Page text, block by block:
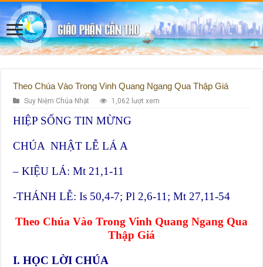
Theo Chúa Vào Trong Vinh Quang Ngang Qua Thập Giá
Suy Niệm Chúa Nhật 1,062 lượt xem
HIỆP SỐNG TIN MỪNG
CHÚA NHẬT LỄ LÁ A
– KIỆU LÁ: Mt 21,1-11
-THÁNH LỄ: Is 50,4-7; Pl 2,6-11; Mt 27,11-54
Theo Chúa Vào Trong Vinh Quang Ngang Qua
Thập Giá
I. HỌC LỜI CHÚA